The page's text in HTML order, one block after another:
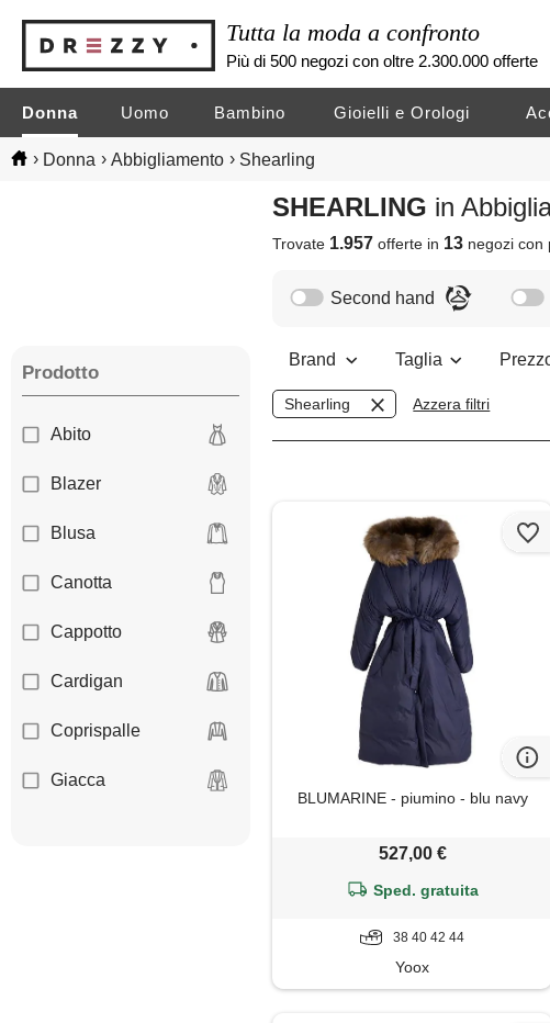
Tutta la moda a confronto
Più di 500 negozi con oltre 2.300.000 offerte
Donna Uomo Bambino Gioielli e Orologi
› Donna › Abbigliamento › Shearling
SHEARLING in
Trovate 1.957 offerte in 13 negozicon
Prodotto
Abito
Blazer
Blusa
Canotta
Cappotto
Cardigan
Coprispalle
Giacca
Second hand
Brand Taglia
Shearling Azzera filtri
BLUMARINE - piumino - blu navy
527,00 €
Sped. gratuita
38 40 42 44
Yoox